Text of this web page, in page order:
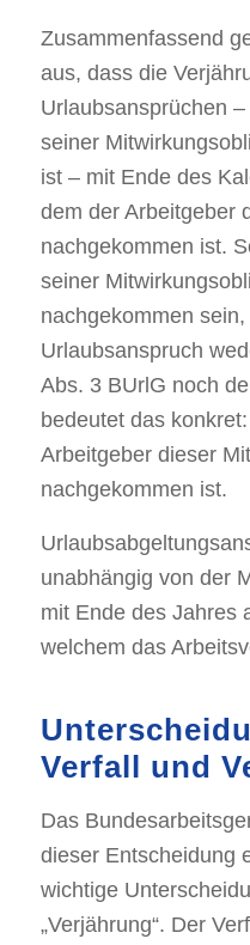
Zusammenfassend
aus, dass die
Urlaubsansprüchen
seiner
ist – mit Ende des
dem der Arbeitgeber
nachgekommen ist.
seiner
nachgekommen
Urlaubsanspruch
Abs. 3 BUrlG noch
bedeutet das
Arbeitgeber dieser
nachgekommen ist.
unabhängig von der
mit Ende des Jahres
welchem das
Verfall und
Das
dieser Entscheidung
wichtige
„Verjährung“. Der